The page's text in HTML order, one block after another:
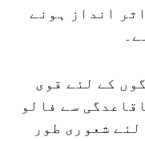
انداز ہونے
کے لئے قوی
سے فالو
شعوری طور